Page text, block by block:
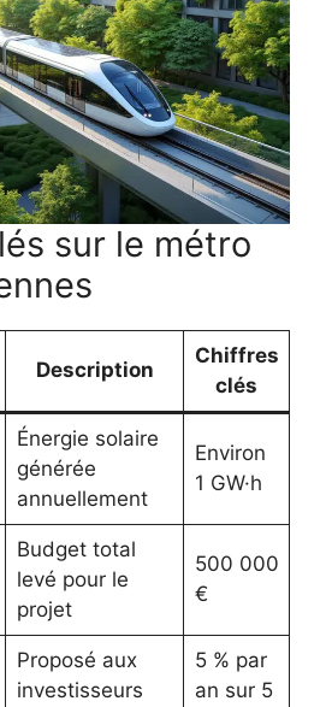
sur le métro
Description
Chiffres
clés
Énergie solaire
générée
annuellement
Environ
1 GW·h
Budget total
levé pour le
projet
500 000
€
Proposé aux
investisseurs
5 % par
an sur 5